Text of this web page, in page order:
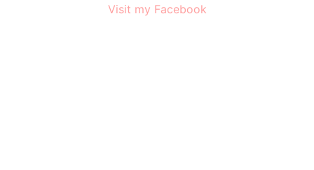
Visit my Facebook